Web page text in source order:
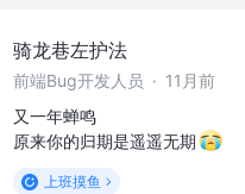
骑龙巷左护法
前端Bug开发人员 · 11月前
又一年蝉鸣
原来你的归期是遥遥无期
上班摸鱼